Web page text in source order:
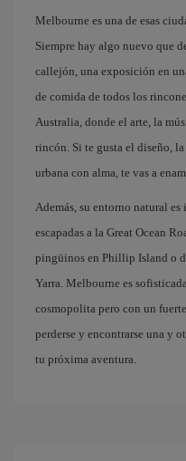
Melbourne es una de esas
Siempre hay algo nuevo que
callejón, una exposición en
de comida de todos los
Australia, donde el arte, la
rincón. Si te gusta el diseño,
urbana con alma, te vas a
Además, su entorno natural
escapadas a la Great Ocean
pingüinos en Phillip Island o
Yarra. Melbourne es
cosmopolita pero con un
perderse y encontrarse una y
tu próxima aventura.